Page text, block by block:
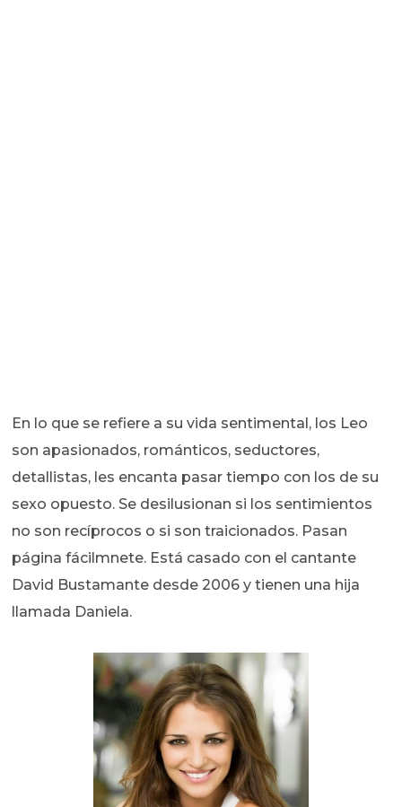
En lo que se refiere a su vida sentimental, los Leo
son apasionados, románticos, seductores,
detallistas, les encanta pasar tiempo con los de su
sexo opuesto. Se desilusionan si los sentimientos
no son recíprocos o si son traicionados. Pasan
página fácilmnete. Está casado con el cantante
David Bustamante desde 2006 y tienen una hija
llamada Daniela.